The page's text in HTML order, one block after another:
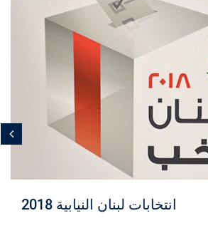
انتخابات لبنان النيابية 2018